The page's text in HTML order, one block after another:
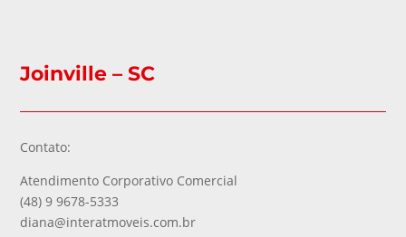
Joinville – SC
Contato:
Atendimento Corporativo Comercial
(48) 9 9678-5333
diana@interatmoveis.com.br